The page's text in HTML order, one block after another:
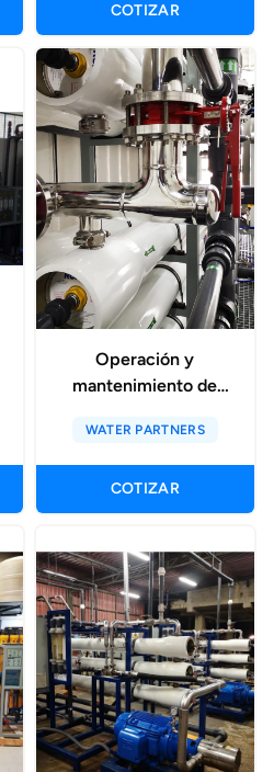
COTIZAR
Operación y
mantenimiento de
inversa
WATER PARTNERS
COTIZAR